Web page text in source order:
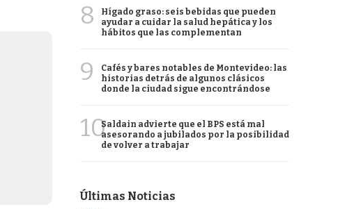
8
Hígado graso: seis bebidas que pueden
ayudar a cuidar la salud hepática y los
hábitos que las complementan
9
Cafés y bares notables de Montevideo: las
historias detrás de algunos clásicos
donde la ciudad sigue encontrándose
10Saldain advierte que el BPS está mal
asesorando a jubilados por la posibilidad
de volver a trabajar
Últimas Noticias